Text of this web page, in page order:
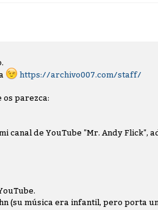
https://archivo007.com/staff/
os parezca:
mi canal de YouTube "Mr. Andy Flick",
(su música era infantil, pero porta